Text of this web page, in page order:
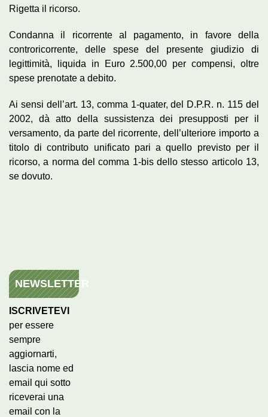
Rigetta il ricorso.
Condanna il ricorrente al pagamento, in favore della
controricorrente, delle spese del presente giudizio di
legittimità, liquida in Euro 2.500,00 per compensi, oltre
spese prenotate a debito.
Ai sensi dell’art. 13, comma 1-quater, del D.P.R. n. 115 del
2002, dà atto della sussistenza dei presupposti per il
versamento, da parte del ricorrente, dell’ulteriore importo a
titolo di contributo unificato pari a quello previsto per il
ricorso, a norma del comma 1-bis dello stesso articolo 13,
se dovuto.
NEWSLETTER
ISCRIVETEVI
per essere
sempre
aggiornarti,
lascia nome ed
email qui sotto
riceverai una
email con la